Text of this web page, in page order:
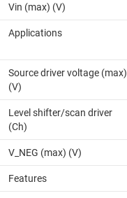
Vin (max) (V)
Applications
Source driver voltage (max)
(V)
Level shifter/scan driver
(Ch)
V_NEG (max) (V)
Features